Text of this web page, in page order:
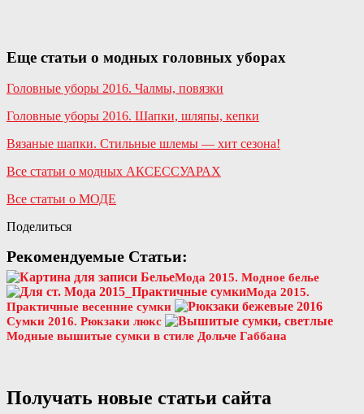
Еще статьи о модных головных уборах
Головные уборы 2016. Чалмы, повязки
Головные уборы 2016. Шапки, шляпы, кепки
Вязаные шапки. Стильные шлемы — хит сезона!
Все статьи о модных АКСЕССУАРАХ
Все статьи о МОДЕ
Поделиться
Рекомендуемые Статьи:
Мода 2015. Модное белье
Мода 2015.
Практичные весенние сумки
Сумки 2016. Рюкзаки люкс
Модные вышитые сумки в стиле Дольче Габбана
Получать новые статьи сайта